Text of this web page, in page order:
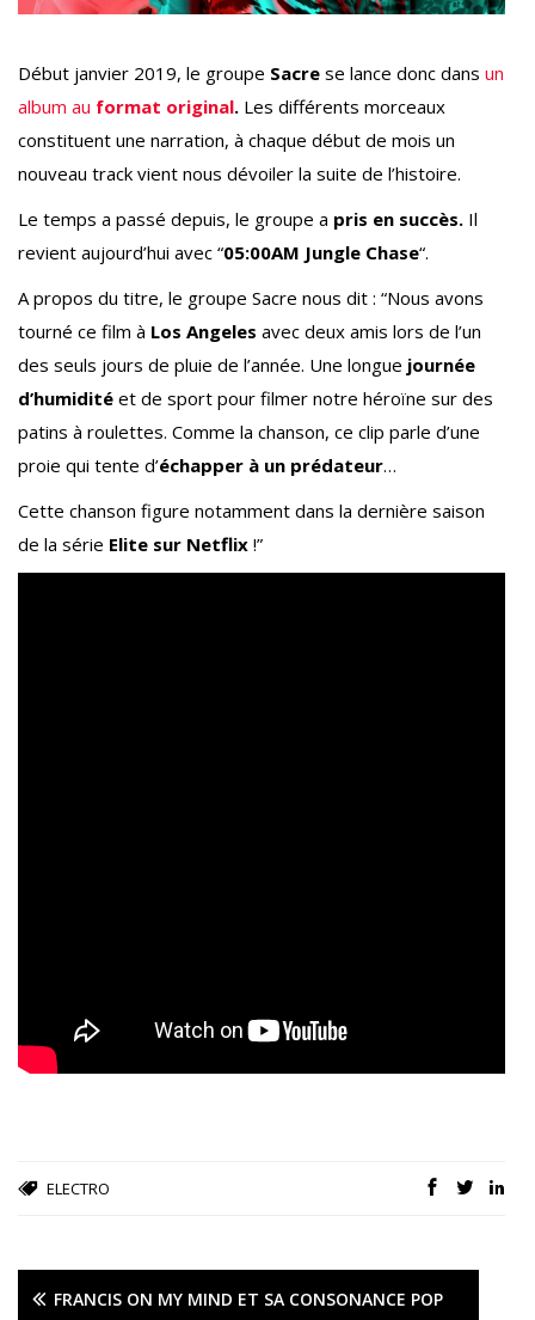
Début janvier 2019, le groupe Sacre se lance donc dans un
album au format original. Les différents morceaux
constituent une narration, à chaque début de mois un
nouveau track vient nous dévoiler la suite de l’histoire.
Le temps a passé depuis, le groupe a pris en succès. Il
revient aujourd’hui avec “05:00AM Jungle Chase“.
A propos du titre, le groupe Sacre nous dit : “Nous avons
tourné ce film à Los Angeles avec deux amis lors de l’un
des seuls jours de pluie de l’année. Une longue journée
d’humidité et de sport pour filmer notre héroïne sur des
patins à roulettes. Comme la chanson, ce clip parle d’une
proie qui tente d’échapper à un prédateur…
Cette chanson figure notamment dans la dernière saison
de la série Elite sur Netflix !”
ELECTRO
FRANCIS ON MY MIND ET SA CONSONANCE POP